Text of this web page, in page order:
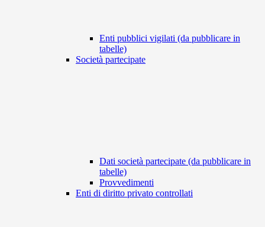
Enti pubblici vigilati (da pubblicare in
tabelle)
Società partecipate
Dati società partecipate (da pubblicare in
tabelle)
Provvedimenti
Enti di diritto privato controllati